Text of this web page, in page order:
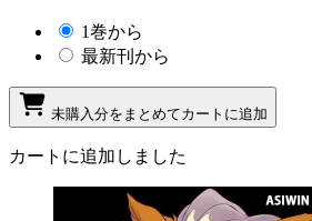
1巻から
最新刊から
未購入分をまとめてカートに追加
カートに追加しました